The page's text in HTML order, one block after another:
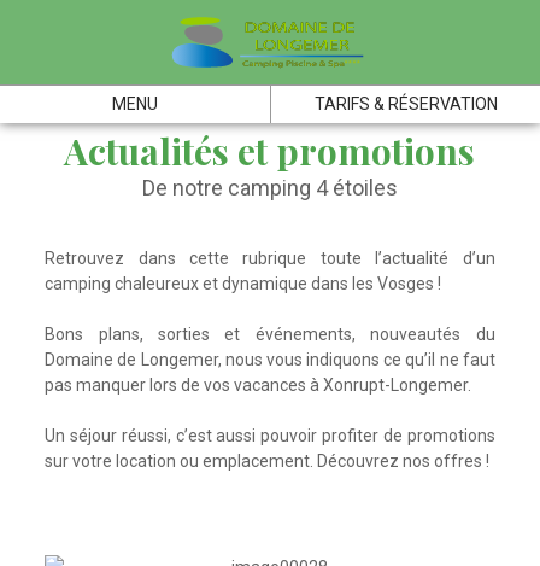
MENU TARIFS & RÉSERVATION
Actualités et promotions
De notre camping 4 étoiles
Retrouvez dans cette rubrique toute l’actualité d’un
camping chaleureux et dynamique dans les Vosges !
Bons plans, sorties et événements, nouveautés du
Domaine de Longemer, nous vous indiquons ce qu’il ne faut
pas manquer lors de vos vacances à Xonrupt-Longemer.
Un séjour réussi, c’est aussi pouvoir profiter de promotions
sur votre location ou emplacement. Découvrez nos offres !